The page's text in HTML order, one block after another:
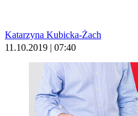
Katarzyna Kubicka-Żach
11.10.2019 | 07:40